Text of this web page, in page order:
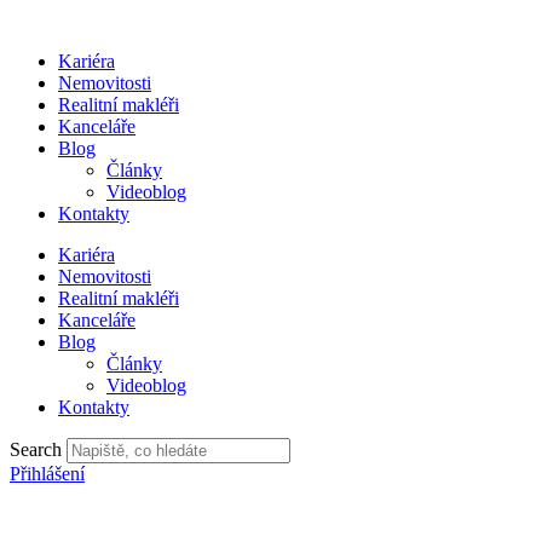
obsahuKariéra
Nemovitosti
Realitní makléři
Kanceláře
Blog
Články
Videoblog
Kontakty
Kariéra
Nemovitosti
Realitní makléři
Kanceláře
Blog
Články
Videoblog
Kontakty
Search
Přihlášení